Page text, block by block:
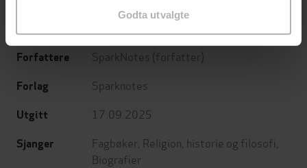
Godta utvalgte
Forfattere SparkNotes (forfatter)
Forlag Sparknotes
Utgitt 17.09.2025
Sjanger Fagbøker Religion, historie og filosofi
Biografier